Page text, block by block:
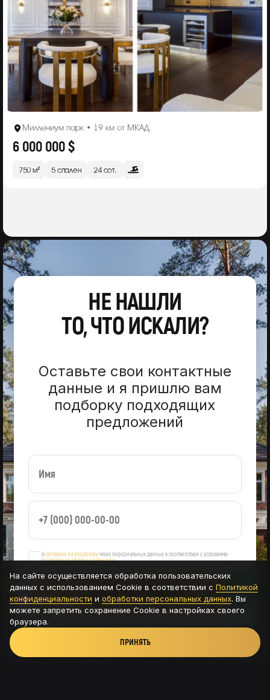
Миллениум парк • 19 км от МКАД
6 000 000 $
750 м² 5 спален 24 сот.
НЕ НАШЛИ
ТО, ЧТО ИСКАЛИ?
Оставьте свои контактные
данные и я пришлю вам
подборку подходящих
предложений
ясогласен на обработкумоих персональных данных в соответствии с условиями
политики конфиденциальности
ОСТАВИТЬ ЗАЯВКУ
На сайте осуществляется обработка пользовательских
данных с использованием Cookie в соответствии с Политикой
конфиденциальности и обработки персональных данных. Вы
можете запретить сохранение Cookie в настройках своего
браузера.
ПРИНЯТЬ